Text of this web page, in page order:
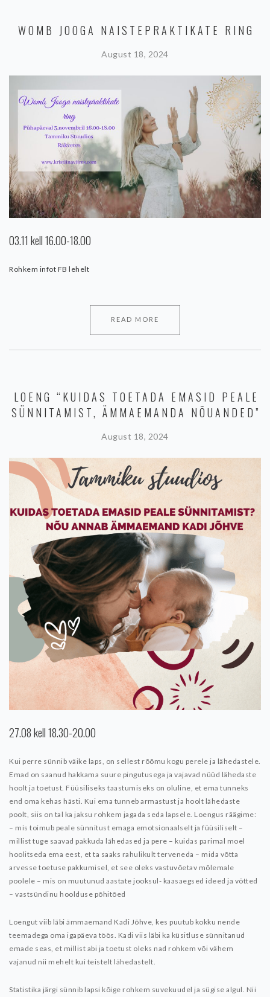
WOMB JOOGA NAISTEPRAKTIKATE RING
August 18, 2024
03.11 kell 16.00-18.00
Rohkem infot FB lehelt
READ MORE
LOENG “KUIDAS TOETADA EMASID PEALE
SÜNNITAMIST, ÄMMAEMANDA NÕUANDED”
August 18, 2024
27.08 kell 18.30-20.00
Kui perre sünnib väike laps, on sellest rõõmu kogu perele ja lähedastele.
Emad on saanud hakkama suure pingutusega ja vajavad nüüd lähedaste
hoolt ja toetust. Füüsiliseks taastumiseks on oluline, et ema tunneks
end oma kehas hästi. Kui ema tunneb armastust ja hoolt lähedaste
poolt, siis on tal ka jaksu rohkem jagada seda lapsele. Loengus räägime:
– mis toimub peale sünnitust emaga emotsionaalselt ja füüsiliselt –
millist tuge saavad pakkuda lähedased ja pere – kuidas parimal moel
hoolitseda ema eest, et ta saaks rahulikult terveneda – mida võtta
arvesse toetuse pakkumisel, et see oleks vastuvõetav mõlemale
poolele – mis on muutunud aastate jooksul- kaasaegsed ideed ja võtted
– vastsündinu hoolduse põhitõed
Loengut viib läbi ämmaemand Kadi Jõhve, kes puutub kokku nende
teemadega oma igapäeva töös. Kadi viis läbi ka küsitluse sünnitanud
emade seas, et millist abi ja toetust oleks nad rohkem või vähem
vajanud nii mehelt kui teistelt lähedastelt.
Statistika järgi sünnib lapsi kõige rohkem suvekuudel ja sügise algul. Nii